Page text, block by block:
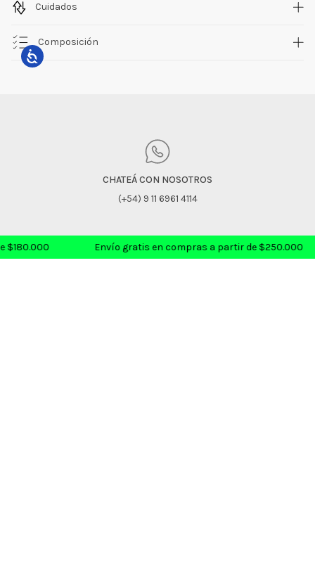
Envío gratis en compras a partir de $250.000
Cuidados
Composición
CHATEÁ CON NOSOTROS
(+54) 9 11 6961 4114